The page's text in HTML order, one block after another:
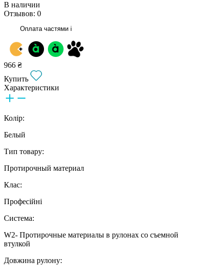
В наличии
Отзывов: 0
Оплата частями i
966 ₴
Купить
Характеристики
Колір:
Белый
Тип товару:
Протирочный материал
Клас:
Професійні
Система:
W2- Протирочные материалы в рулонах со съемной
втулкой
Довжина рулону: